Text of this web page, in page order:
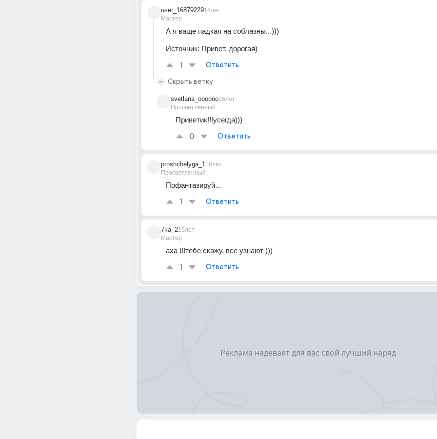
user_16879229
Мастер
16лет
А я ваще падкая на соблазны...)))
Источник: Привет, дорогая)
1 Ответить
Скрыть ветку
svetlana_oooooo
Просветленный
16лет
Приветик!!!усегда)))
0 Ответить
proshchelyga_1
Просветленный
16лет
Пофантазируй...
1 Ответить
7ka_2
Мастер
16лет
аха !!!тебе скажу, все узнают )))
1 Ответить